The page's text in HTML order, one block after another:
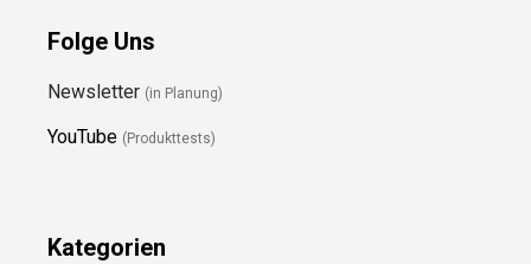
Folge Uns
Newsletter (in Planung)
YouTube (Produkttests)
Kategorien